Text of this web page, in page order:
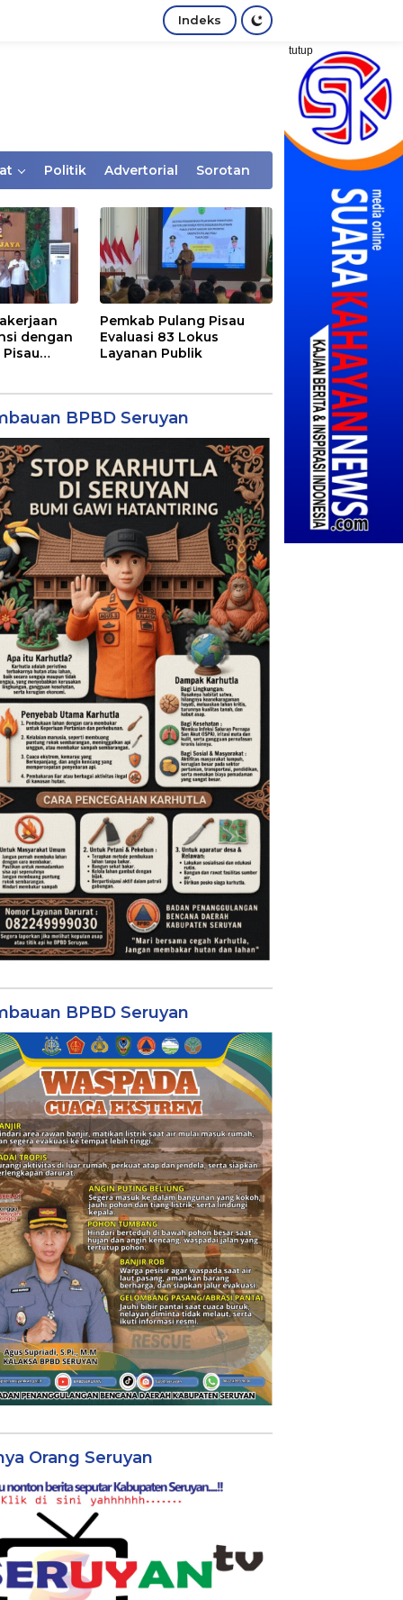
Indeks
tutup
Politik Advertorial Sorotan
dengan
Pemkab Pulang Pisau
Evaluasi 83 Lokus
Layanan Publik
BPBD Seruyan
BPBD Seruyan
Orang Seruyan